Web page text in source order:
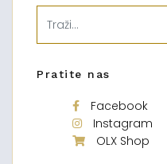
Pratite nas
Facebook
Instagram
OLX Shop